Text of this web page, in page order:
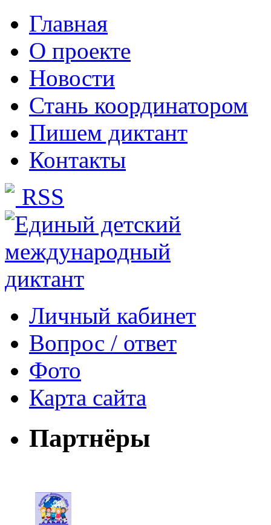
Главная
О проекте
Новости
Стань координатором
Пишем диктант
Контакты
RSS
Личный кабинет
Вопрос / ответ
Фото
Карта сайта
Партнёры